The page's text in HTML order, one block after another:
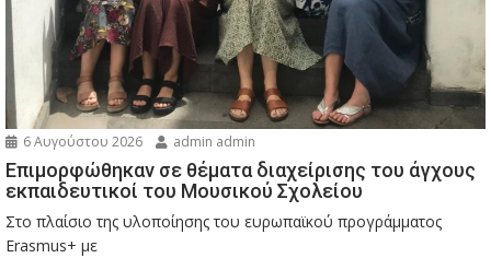
6 Αυγούστου 2026 admin admin
Eπιμορφώθηκαν σε θέματα διαχείρισης του άγχους
εκπαιδευτικοί του Μουσικού Σχολείου
Στο πλαίσιο της υλοποίησης του ευρωπαϊκού προγράμματος
Erasmus+ με